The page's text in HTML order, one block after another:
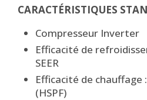
CARACTÉRISTIQUES
Compresseur Inverter
Efficacité de
SEER
Efficacité de chauffage :
(HSPF)